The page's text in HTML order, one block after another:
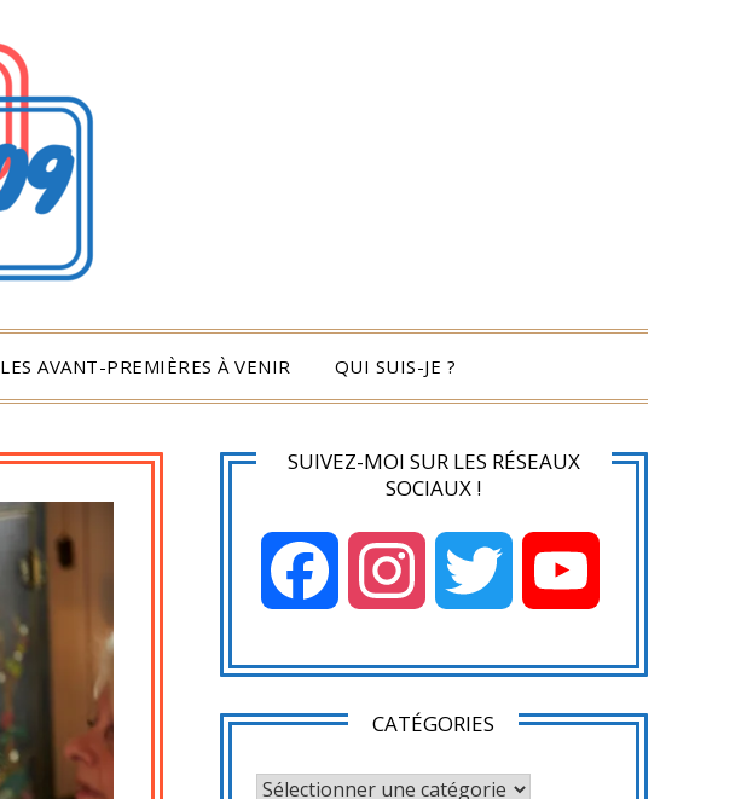
LES AVANT-PREMIÈRES À VENIR QUI SUIS-JE ?
SUIVEZ-MOI SUR LES RÉSEAUX
SOCIAUX !
Facebook Instagram Twitter
CATÉGORIES
CATÉGORIES